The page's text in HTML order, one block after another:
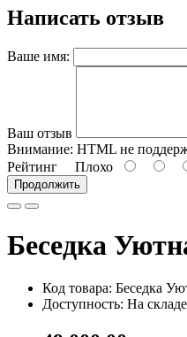
Написать отзыв
Ваше имя:
Ваш отзыв
Внимание: HTML не
Рейтинг Плохо
Продолжить
Беседка
Код товара: Беседка
Доступность: На складе